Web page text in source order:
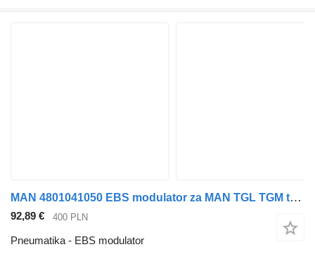
MAN 4801041050 EBS modulator za MAN TGL TGM tegljača
92,89 € 400 PLN
Pneumatika - EBS modulator